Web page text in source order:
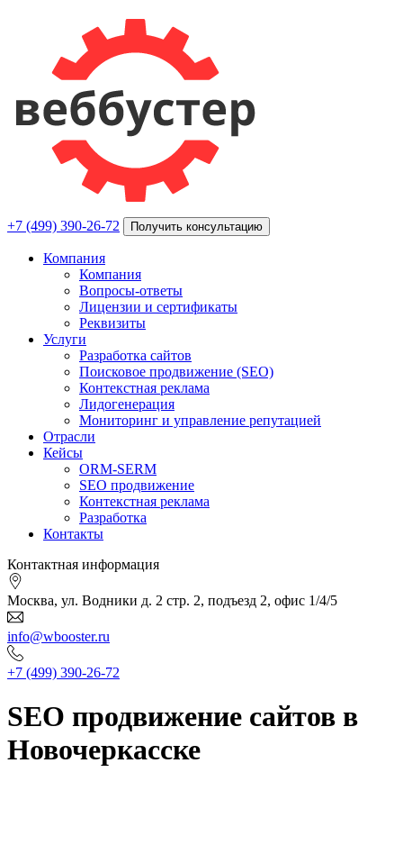
+7 (499) 390-26-72 Получить консультацию
Компания
Компания
Вопросы-ответы
Лицензии и сертификаты
Реквизиты
Услуги
Разработка сайтов
Поисковое продвижение (SEO)
Контекстная реклама
Лидогенерация
Мониторинг и управление репутацией
Отрасли
Кейсы
ORM-SERM
SEO продвижение
Контекстная реклама
Разработка
Контакты
Контактная информация
Москва, ул. Водники д. 2 стр. 2, подъезд 2, офис 1/4/5
info@wbooster.ru
+7 (499) 390-26-72
SEO продвижение сайтов в
Новочеркасске